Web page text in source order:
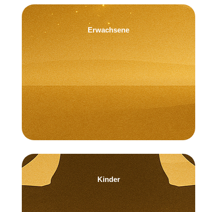
Erwachsene
Ich finde Balance zwischen Tun und Sein.
MEHR ÜBER AFFIRMATIONEN FÜR
ERWACHSENE ERFAHREN ...
Kinder
MEHR ÜBER AFFIRMATIONEN FÜR
KINDER ERFAHREN ...